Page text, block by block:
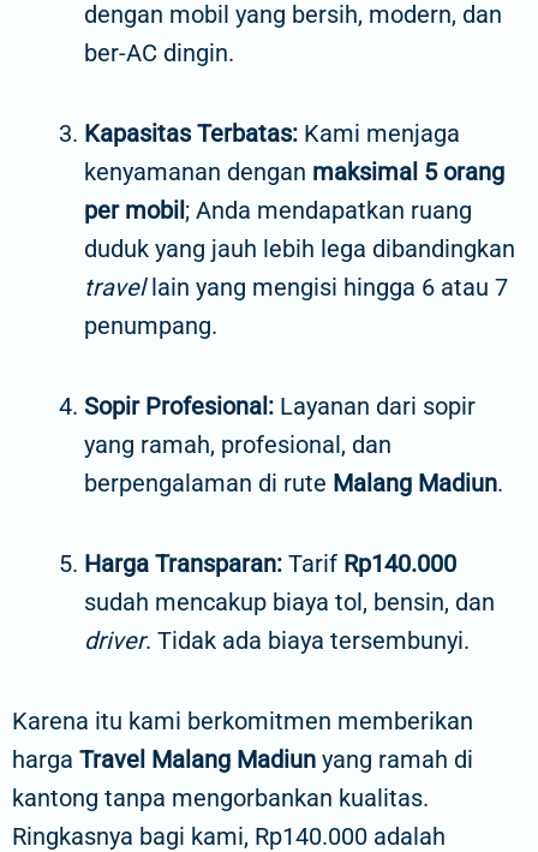
dengan mobil yang bersih, modern, dan
ber-AC dingin.
Kapasitas Terbatas: Kami menjaga
kenyamanan dengan maksimal 5 orang
per mobil; Anda mendapatkan ruang
duduk yang jauh lebih lega dibandingkan
travellain yang mengisi hingga 6 atau 7
penumpang.
Sopir Profesional: Layanan dari sopir
yang ramah, profesional, dan
berpengalaman di rute Malang Madiun.
Harga Transparan: Tarif Rp140.000
sudah mencakup biaya tol, bensin, dan
driver. Tidak ada biaya tersembunyi.
Karena itu kami berkomitmen memberikan
harga Travel Malang Madiun yang ramah di
kantong tanpa mengorbankan kualitas.
Ringkasnya bagi kami, Rp140.000 adalah